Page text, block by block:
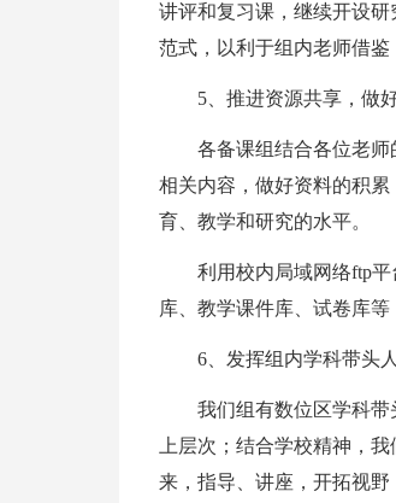
讲评和复习课，继续开设
范式，以利于组内老师借鉴
5、推进资源共享，做
各备课组结合各位老
相关内容，做好资料的积
育、教学和研究的水平。
利用校内局域网络ftp
库、教学课件库、试卷库
6、发挥组内学科带头
我们组有数位区学科
上层次；结合学校精神，
来，指导、讲座，开拓视野